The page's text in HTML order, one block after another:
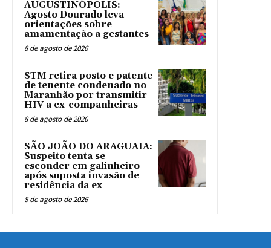
AUGUSTINÓPOLIS:
Agosto Dourado leva
orientações sobre
amamentação a gestantes
8 de agosto de 2026
STM retira posto e patente
de tenente condenado no
Maranhão por transmitir
HIV a ex-companheiras
8 de agosto de 2026
SÃO JOÃO DO ARAGUAIA:
Suspeito tenta se
esconder em galinheiro
após suposta invasão de
residência da ex
8 de agosto de 2026